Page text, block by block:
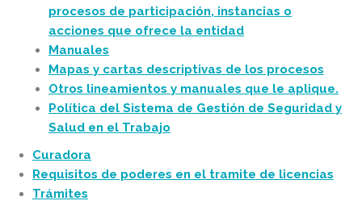
procesos de participación, instancias o
acciones que ofrece la entidad
Manuales
Mapas y cartas descriptivas de los procesos
Otros lineamientos y manuales que le aplique.
Política del Sistema de Gestión de Seguridad y
Salud en el Trabajo
Curadora
Requisitos de poderes en el tramite de licencias
Trámites